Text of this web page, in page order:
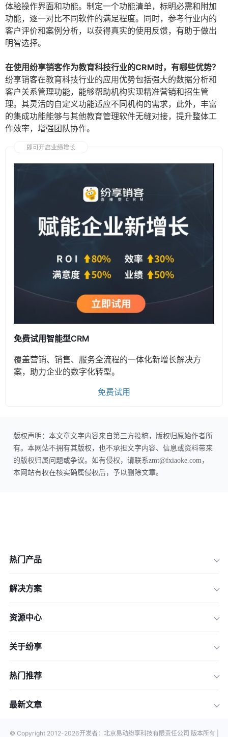
体验操作界面和功能。制定一个功能清单，标明必需和附加
功能，逐一对比不同软件的满足程度。同时，参考行业内的
客户评价和案例分析，以获得真实的使用反馈，有助于做出
明智选择。
在使用纷享销客作为教育科技行业的CRM时，有哪些优势？
纷享销客在教育科技行业的应用优势包括强大的数据分析和
客户关系管理功能，能够帮助机构实现精准营销和招生管
理。其灵活的自定义功能适应不同机构的需求，此外，丰富
的集成功能能够与其他教育管理软件无缝对接，提升整体工
作效率，增强团队协作。
即可开启业绩增长
免费试用智能型CRM
覆盖营销、销售、服务全流程的一体化新增长解决方
案，助力企业的数字化转型。
免费试用
版权声明：本文章文字内容来自第三方投稿，版权归原始作者所
有。本网站不拥有其版权，也不承担文字内容、信息或资料带来
的版权归属问题或争议。如有侵权，请联系zmt@fxiaoke.com，
本网站有权在核实确属侵权后，予以删除文章。
热门产品
解决方案
资源中心
关于纷享
热门推荐
最新文章
© Copyright 2012-2026开发者：北京易动纷享科技有限责任公司 版本所有 |